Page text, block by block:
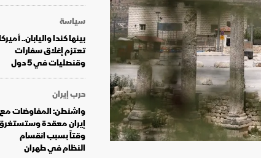
سياسة
بينها كندا واليابان..
تعتزم إغلاق سفارات
وقنصليات في 5 دول
حرب إيران
واشنطن: المفاوضات مع
إيران معقدة
وقتاً بسبب انقسام
النظام في طهران